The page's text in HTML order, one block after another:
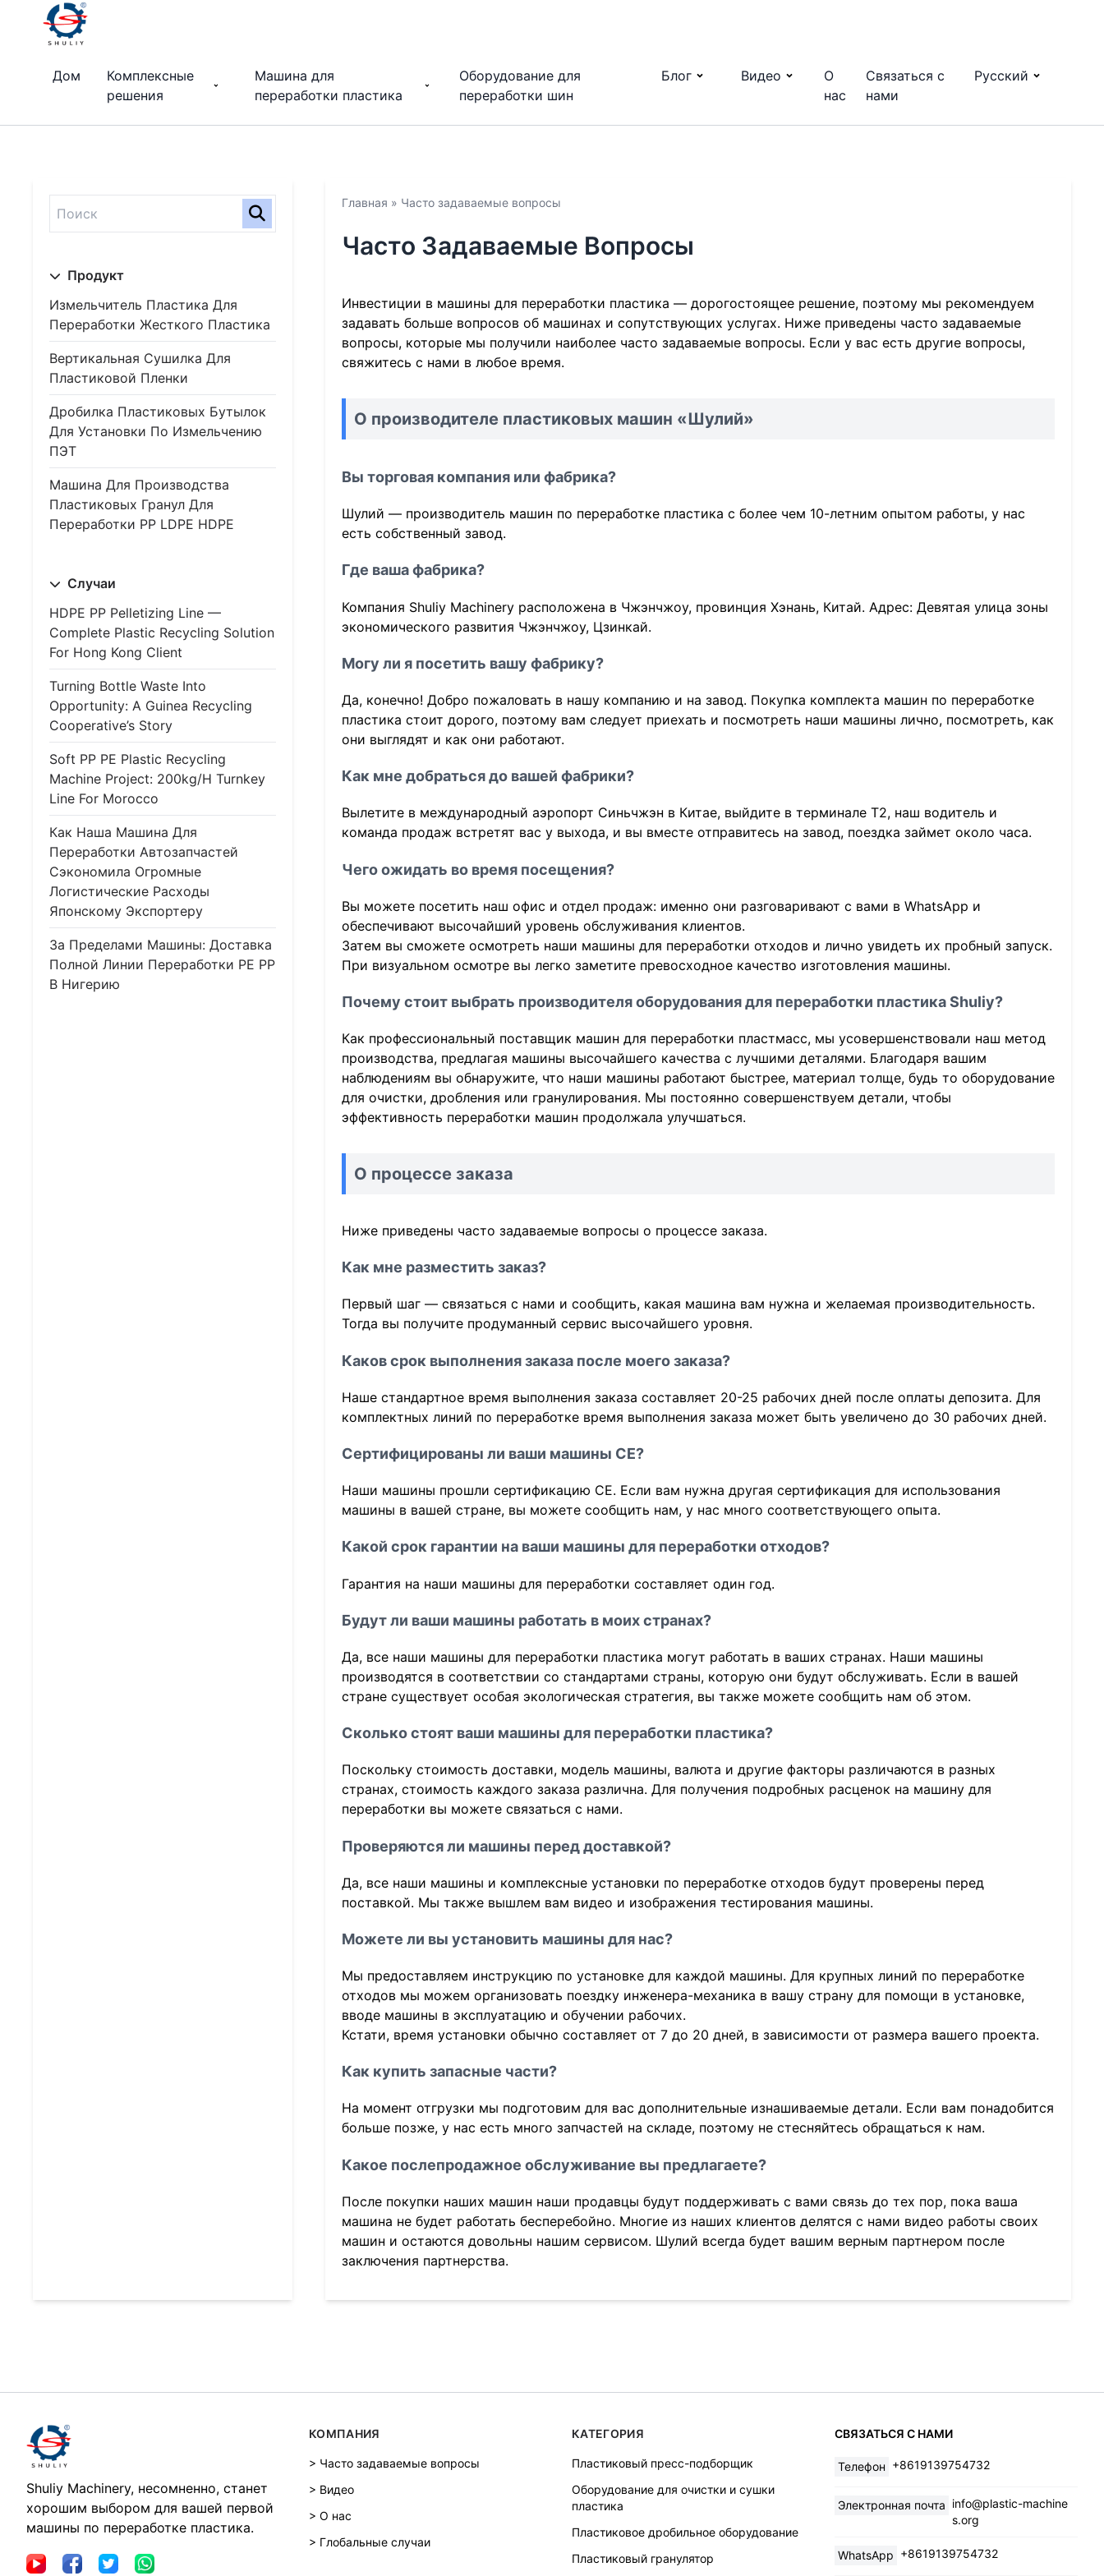
Дом
Комплексные
решения
Машина для
переработки пластика
Оборудование для
переработки шин
Блог Видео
О
нас
Связаться с
нами
Русский
Продукт
Измельчитель Пластика Для
Переработки Жесткого Пластика
Вертикальная Сушилка Для
Пластиковой Пленки
Дробилка Пластиковых Бутылок
Для Установки По Измельчению
ПЭТ
Машина Для Производства
Пластиковых Гранул Для
Переработки PP LDPE HDPE
Случаи
HDPE PP Pelletizing Line —
Complete Plastic Recycling Solution
For Hong Kong Client
Turning Bottle Waste Into
Opportunity: A Guinea Recycling
Cooperative’s Story
Soft PP PE Plastic Recycling
Machine Project: 200kg/h Turnkey
Line For Morocco
Как Наша Машина Для
Переработки Автозапчастей
Сэкономила Огромные
Логистические Расходы
Японскому Экспортеру
За Пределами Машины: Доставка
Полной Линии Переработки PE PP
В Нигерию
Главная » Часто задаваемые вопросы
Часто Задаваемые Вопросы
Инвестиции в машины для переработки пластика — дорогостоящее решение, поэтому мы рекомендуем
задавать больше вопросов об машинах и сопутствующих услугах. Ниже приведены часто задаваемые
вопросы, которые мы получили наиболее часто задаваемые вопросы. Если у вас есть другие вопросы,
свяжитесь с нами в любое время.
О производителе пластиковых машин «Шулий»
Вы торговая компания или фабрика?
Шулий — производитель машин по переработке пластика с более чем 10-летним опытом работы, у нас
есть собственный завод.
Где ваша фабрика?
Компания Shuliy Machinery расположена в Чжэнчжоу, провинция Хэнань, Китай. Адрес: Девятая улица зоны
экономического развития Чжэнчжоу, Цзинкай.
Могу ли я посетить вашу фабрику?
Да, конечно! Добро пожаловать в нашу компанию и на завод. Покупка комплекта машин по переработке
пластика стоит дорого, поэтому вам следует приехать и посмотреть наши машины лично, посмотреть, как
они выглядят и как они работают.
Как мне добраться до вашей фабрики?
Вылетите в международный аэропорт Синьчжэн в Китае, выйдите в терминале Т2, наш водитель и
команда продаж встретят вас у выхода, и вы вместе отправитесь на завод, поездка займет около часа.
Чего ожидать во время посещения?
Вы можете посетить наш офис и отдел продаж: именно они разговаривают с вами в WhatsApp и
обеспечивают высочайший уровень обслуживания клиентов.
Затем вы сможете осмотреть наши машины для переработки отходов и лично увидеть их пробный запуск.
При визуальном осмотре вы легко заметите превосходное качество изготовления машины.
Почему стоит выбрать производителя оборудования для переработки пластика Shuliy?
Как профессиональный поставщик машин для переработки пластмасс, мы усовершенствовали наш метод
производства, предлагая машины высочайшего качества с лучшими деталями. Благодаря вашим
наблюдениям вы обнаружите, что наши машины работают быстрее, материал толще, будь то оборудование
для очистки, дробления или гранулирования. Мы постоянно совершенствуем детали, чтобы
эффективность переработки машин продолжала улучшаться.
О процессе заказа
Ниже приведены часто задаваемые вопросы о процессе заказа.
Как мне разместить заказ?
Первый шаг — связаться с нами и сообщить, какая машина вам нужна и желаемая производительность.
Тогда вы получите продуманный сервис высочайшего уровня.
Каков срок выполнения заказа после моего заказа?
Наше стандартное время выполнения заказа составляет 20-25 рабочих дней после оплаты депозита. Для
комплектных линий по переработке время выполнения заказа может быть увеличено до 30 рабочих дней.
Сертифицированы ли ваши машины CE?
Наши машины прошли сертификацию CE. Если вам нужна другая сертификация для использования
машины в вашей стране, вы можете сообщить нам, у нас много соответствующего опыта.
Какой срок гарантии на ваши машины для переработки отходов?
Гарантия на наши машины для переработки составляет один год.
Будут ли ваши машины работать в моих странах?
Да, все наши машины для переработки пластика могут работать в ваших странах. Наши машины
производятся в соответствии со стандартами страны, которую они будут обслуживать. Если в вашей
стране существует особая экологическая стратегия, вы также можете сообщить нам об этом.
Сколько стоят ваши машины для переработки пластика?
Поскольку стоимость доставки, модель машины, валюта и другие факторы различаются в разных
странах, стоимость каждого заказа различна. Для получения подробных расценок на машину для
переработки вы можете связаться с нами.
Проверяются ли машины перед доставкой?
Да, все наши машины и комплексные установки по переработке отходов будут проверены перед
поставкой. Мы также вышлем вам видео и изображения тестирования машины.
Можете ли вы установить машины для нас?
Мы предоставляем инструкцию по установке для каждой машины. Для крупных линий по переработке
отходов мы можем организовать поездку инженера-механика в вашу страну для помощи в установке,
вводе машины в эксплуатацию и обучении рабочих.
Кстати, время установки обычно составляет от 7 до 20 дней, в зависимости от размера вашего проекта.
Как купить запасные части?
На момент отгрузки мы подготовим для вас дополнительные изнашиваемые детали. Если вам понадобится
больше позже, у нас есть много запчастей на складе, поэтому не стесняйтесь обращаться к нам.
Какое послепродажное обслуживание вы предлагаете?
После покупки наших машин наши продавцы будут поддерживать с вами связь до тех пор, пока ваша
машина не будет работать бесперебойно. Многие из наших клиентов делятся с нами видео работы своих
машин и остаются довольны нашим сервисом. Шулий всегда будет вашим верным партнером после
заключения партнерства.
Shuliy Machinery, несомненно, станет
хорошим выбором для вашей первой
машины по переработке пластика.
КОМПАНИЯ
> Часто задаваемые вопросы
> Видео
> О нас
> Глобальные случаи
КАТЕГОРИЯ
Пластиковый пресс-подборщик
Оборудование для очистки и сушки
пластика
Пластиковое дробильное оборудование
Пластиковый гранулятор
СВЯЗАТЬСЯ С НАМИ
Телефон +8619139754732
Электронная почта info@plastic-machine
s.org
WhatsApp +8619139754732